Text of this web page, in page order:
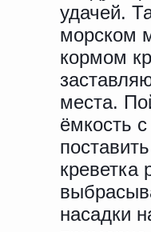
удачей.
морском
кормом
места.
ёмкость
креветка
насадки